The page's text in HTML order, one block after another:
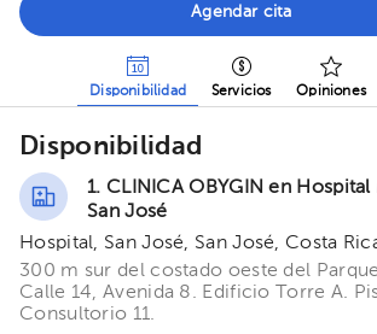
Agendar cita
Disponibilidad Servicios Opiniones
Disponibilidad
1. CLINICA OBYGIN en
San José
Hospital, San José, San José, Costa
300 m sur del costado oeste del
Calle 14, Avenida 8. Edificio Torre A.
Consultorio 11.